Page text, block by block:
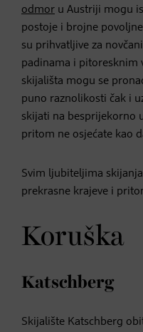
odmor u Austriji mogu
postoje i brojne
su prihvatljive za
padinama i pitoresknim
skijališta mogu se
puno raznolikosti čak i
skijati na besprijekorno
pritom ne osjećate kao
Svim ljubiteljima
prekrasne krajeve i
Koruška
Katschberg
Skijalište Katschberg